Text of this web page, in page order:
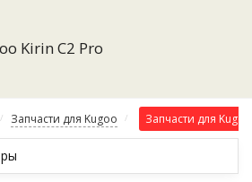
Kirin C2 Pro
/ Запчасти для Kugoo / Запчасти для